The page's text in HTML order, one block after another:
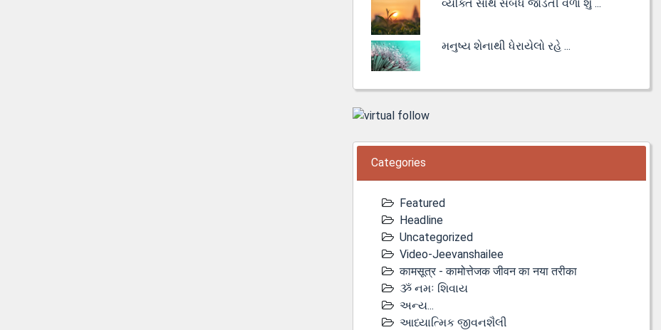
વ્યક્તિ સાથે સંબંધ જોડતી વેળા શું ...
મનુષ્ય શેનાથી ધેરાયેલો રહે ...
Categories
Featured
Headline
Uncategorized
Video-Jeevanshailee
कामसूत्र - कामोत्तेजक जीवन का नया तरीका
ૐ નમઃ શિવાય
અન્ય...
આધ્યાત્મિક જીવનશૈલી